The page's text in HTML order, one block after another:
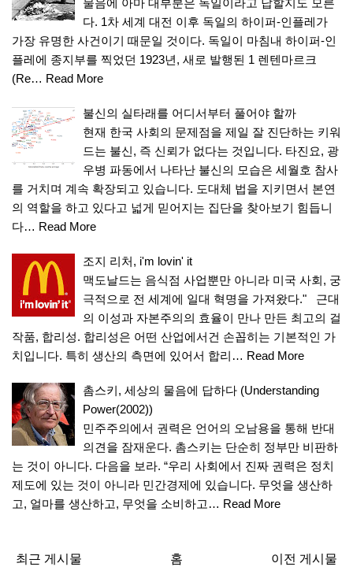
물음에 아마 대부분은 독일이라고 답할지도 모른
다. 1차 세계 대전 이후 독일의 하이퍼-인플레가
가장 유명한 사건이기 때문일 것이다. 독일이 마침내 하이퍼-인
플레에 종지부를 찍었던 1923년, 새로 발행된 1 렌텐마르크
(Re… Read More
불신의 실타래를 어디서부터 풀어야 할까
현재 한국 사회의 문제점을 제일 잘 진단하는 키워
드는 불신, 즉 신뢰가 없다는 것입니다. 타진요, 광
우병 파동에서 나타난 불신의 모습은 세월호 참사
를 거치며 계속 확장되고 있습니다. 도대체 법을 지키면서 본연
의 역할을 하고 있다고 넓게 믿어지는 집단을 찾아보기 힘듭니
다… Read More
조지 리처, i'm lovin' it
맥도날드는 음식점 사업뿐만 아니라 미국 사회, 궁
극적으로 전 세계에 일대 혁명을 가져왔다." 근대
의 이성과 자본주의의 효율이 만나 만든 최고의 걸
작품, 합리성. 합리성은 어떤 산업에서건 손꼽히는 기본적인 가
치입니다. 특히 생산의 측면에 있어서 합리… Read More
촘스키, 세상의 물음에 답하다 (Understanding
Power(2002))
민주주의에서 권력은 언어의 오남용을 통해 반대
의견을 잠재운다. 촘스키는 단순히 정부만 비판하
는 것이 아니다. 다음을 보라. “우리 사회에서 진짜 권력은 정치
제도에 있는 것이 아니라 민간경제에 있습니다. 무엇을 생산하
고, 얼마를 생산하고, 무엇을 소비하고… Read More
최근 게시물 이전 게시물
홈